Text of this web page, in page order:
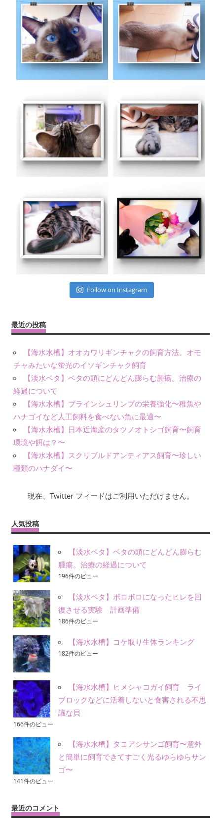
Follow on Instagram
最近の投稿
【海水水槽】オオカワリギンチャクの飼育方法。オモ
チャみたいな蛍光のイソギンチャク飼育
【淡水ベタ】ベタの頭にどんどん膨らむ腫瘍。治療の
経過について
【海水水槽】ブラインシュリンプの栄養強化〜稚魚や
ハナゴイなど人工飼料を食べない魚に最適〜
【海水水槽】日本近海産のタツノオトシゴ飼育〜飼育
環境や餌は？〜
【海水水槽】スクリブルドアンティアス飼育〜珍しい
種類のハナダイ〜
現在、Twitter フィードはご利用いただけません。
人気投稿
【淡水ベタ】ベタの頭にどんどん膨らむ
腫瘍。治療の経過について
196件のビュー
【淡水ベタ】ボロボロになったヒレを回
復させる実験 計画準備
186件のビュー
【海水水槽】コケ取り生体ランキング
182件のビュー
【海水水槽】ヒメシャコガイ飼育 ライ
ブロックなどに活着しないと食害される不思
議な貝
166件のビュー
【海水水槽】タコアシサンゴ飼育〜意外
と簡単に飼育できてすごく光るゆらゆらサン
ゴ〜
141件のビュー
最近のコメント